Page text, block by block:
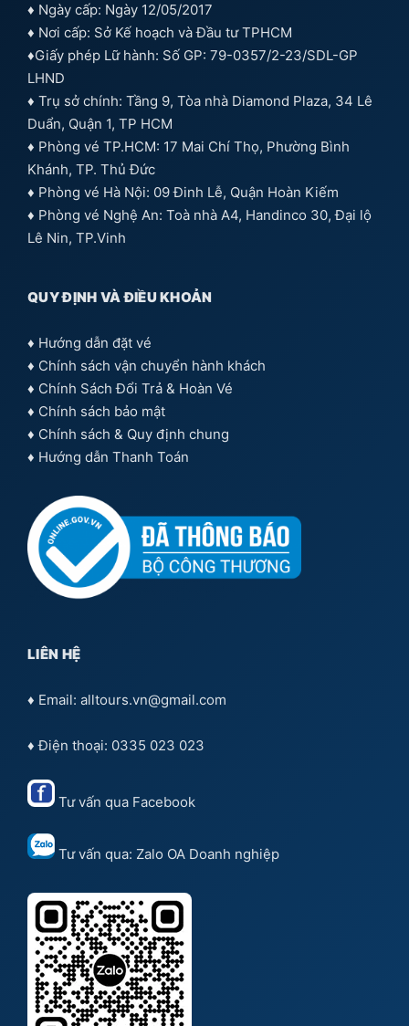
♦ Ngày cấp: Ngày 12/05/2017
♦ Nơi cấp: Sở Kế hoạch và Đầu tư TPHCM
♦Giấy phép Lữ hành: Số GP: 79-0357/2-23/SDL-GP
LHND
♦ Trụ sở chính: Tầng 9, Tòa nhà Diamond Plaza, 34 Lê
Duẩn, Quận 1, TP HCM
♦ Phòng vé TP.HCM: 17 Mai Chí Thọ, Phường Bình
Khánh, TP. Thủ Đức
♦ Phòng vé Hà Nội: 09 Đinh Lễ, Quận Hoàn Kiếm
♦ Phòng vé Nghệ An: Toà nhà A4, Handinco 30, Đại lộ
Lê Nin, TP.Vinh
QUY ĐỊNH VÀ ĐIỀU KHOẢN
♦ Hướng dẫn đặt vé
♦ Chính sách vận chuyển hành khách
♦ Chính Sách Đổi Trả & Hoàn Vé
♦ Chính sách bảo mật
♦ Chính sách & Quy định chung
♦ Hướng dẫn Thanh Toán
LIÊN HỆ
♦ Email: alltours.vn@gmail.com
♦ Điện thoại: 0335 023 023
Tư vấn qua Facebook
Tư vấn qua: Zalo OA Doanh nghiệp